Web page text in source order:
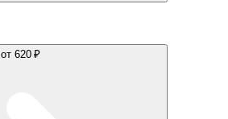
от 620 ₽